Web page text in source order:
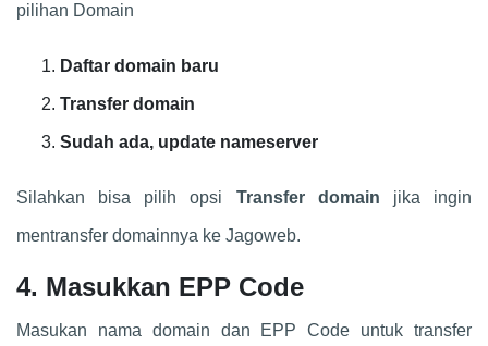
pilihan Domain
Daftar domain baru
Transfer domain
Sudah ada, update nameserver
Silahkan bisa pilih opsi Transfer domain jika ingin
mentransfer domainnya ke Jagoweb.
4. Masukkan EPP Code
Masukan nama domain dan EPP Code untuk transfer